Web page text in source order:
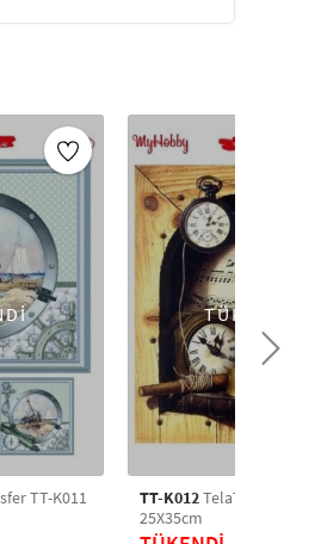
pirinç
kullanılabilir.
yenileyin.
modelleri seçin
kağıdı
uygun
TT-K011
TÜKENDİ
TT-K012TelaTransfer TT-
25X35cm